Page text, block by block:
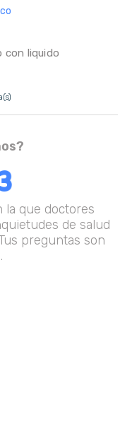
con liquido
la que doctores
de salud
preguntas son